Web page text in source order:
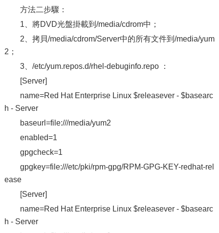
方法二步驟：
1、將DVD光盤掛載到/media/cdrom中；
2、拷貝/media/cdrom/Server中的所有文件到/media/yum
2；
3、/etc/yum.repos.d/rhel-debuginfo.repo ：
[Server]
name=Red Hat Enterprise Linux $releasever - $basearc
h - Server
baseurl=file:///media/yum2
enabled=1
gpgcheck=1
gpgkey=file:///etc/pki/rpm-gpg/RPM-GPG-KEY-redhat-rel
ease
[Server]
name=Red Hat Enterprise Linux $releasever - $basearc
h - Server